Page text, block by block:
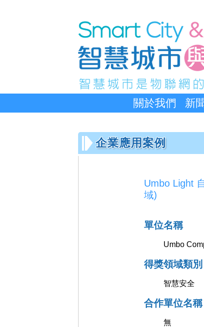
關於我們 新
企業應用案例
Umbo Light
域)
單位名稱
Umbo
得獎領域類別
智慧安全
合作單位名稱
無